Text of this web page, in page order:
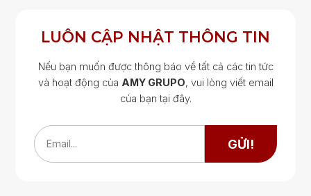
LUÔN CẬP NHẬT THÔNG TIN
Nếu bạn muốn được thông báo về tất cả các tin tức
và hoạt động của AMY GRUPO, vui lòng viết email
của bạn tại đây.
Email... GỬI!